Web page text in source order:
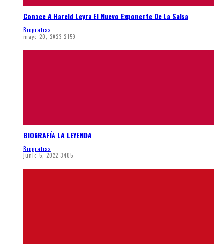
Conoce A Hareld Leyra El Nuevo Exponente De La Salsa
Biografias
mayo 20, 2023 2159
BIOGRAFÍA LA LEYENDA
Biografias
junio 5, 2022 3405